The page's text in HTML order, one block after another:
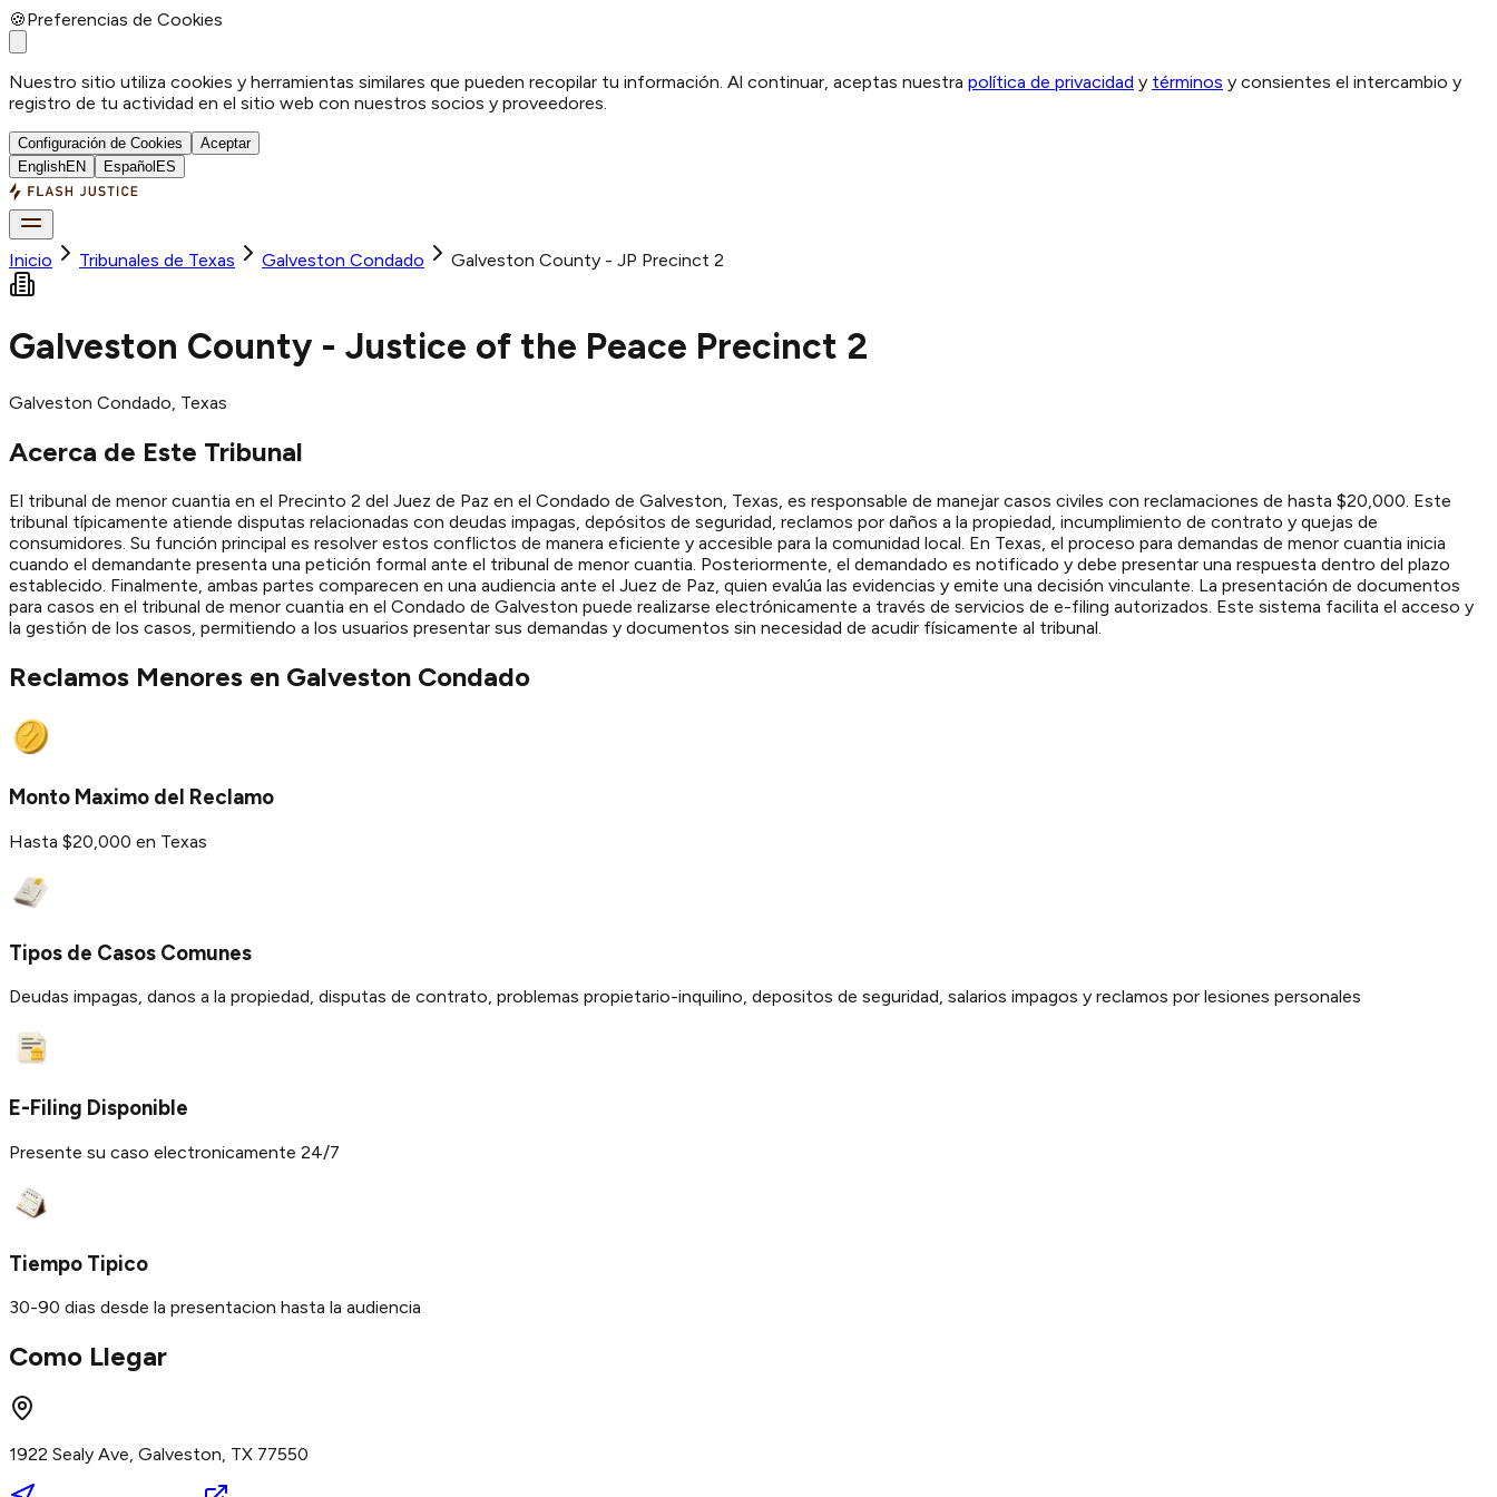
🍪Preferencias de Cookies
Nuestro sitio utiliza cookies y herramientas similares que pueden recopilar tu información. Al continuar, aceptas nuestra política de privacidad y términos y consientes el intercambio y
registro de tu actividad en el sitio web con nuestros socios y proveedores.
Configuración de Cookies
Aceptar
EnglishEN Español ES
Inicio Tribunales de Texas Galveston Condado Galveston County - JP Precinct 2
Galveston County - Justice of the Peace Precinct 2
Galveston Condado, Texas
Acerca de Este Tribunal
El tribunal de menor cuantia en el Precinto 2 del Juez de Paz en el Condado de Galveston, Texas, es responsable de manejar casos civiles con reclamaciones de hasta $20,000. Este
tribunal típicamente atiende disputas relacionadas con deudas impagas, depósitos de seguridad, reclamos por daños a la propiedad, incumplimiento de contrato y quejas de
consumidores. Su función principal es resolver estos conflictos de manera eficiente y accesible para la comunidad local. En Texas, el proceso para demandas de menor cuantia inicia
cuando el demandante presenta una petición formal ante el tribunal de menor cuantia. Posteriormente, el demandado es notificado y debe presentar una respuesta dentro del plazo
establecido. Finalmente, ambas partes comparecen en una audiencia ante el Juez de Paz, quien evalúa las evidencias y emite una decisión vinculante. La presentación de documentos
para casos en el tribunal de menor cuantia en el Condado de Galveston puede realizarse electrónicamente a través de servicios de e-filing autorizados. Este sistema facilita el acceso y
la gestión de los casos, permitiendo a los usuarios presentar sus demandas y documentos sin necesidad de acudir físicamente al tribunal.
Reclamos Menores en Galveston Condado
Monto Maximo del Reclamo
Hasta $20,000 en Texas
Tipos de Casos Comunes
Deudas impagas, danos a la propiedad, disputas de contrato, problemas propietario-inquilino, depositos de seguridad, salarios impagos y reclamos por lesiones personales
E-Filing Disponible
Presente su caso electronicamente 24/7
Tiempo Tipico
30-90 dias desde la presentacion hasta la audiencia
Como Llegar
1922 Sealy Ave, Galveston, TX 77550